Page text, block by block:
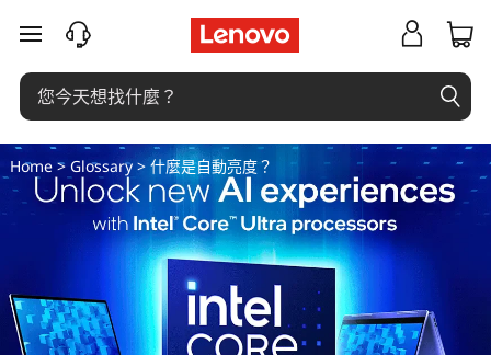
什
麼
是
自
動
度
跳至主要內容
Home> Glossary> 什麼是自動亮度？